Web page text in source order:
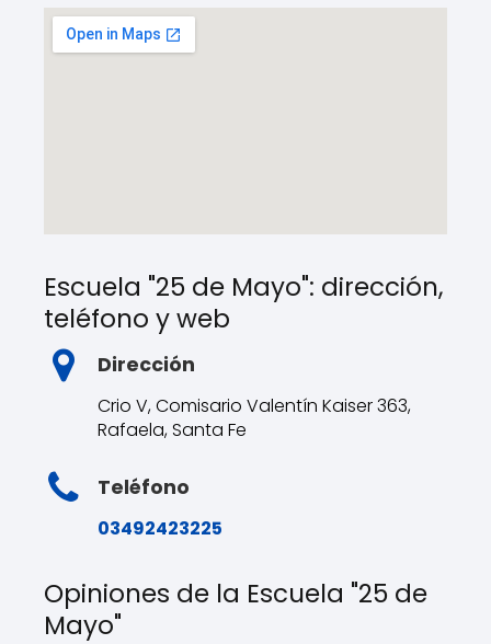
Escuela "25 de Mayo": dirección,
teléfono y web
Dirección
Crio V, Comisario Valentín Kaiser 363,
Rafaela, Santa Fe
Teléfono
03492423225
Opiniones de la Escuela "25 de
Mayo"